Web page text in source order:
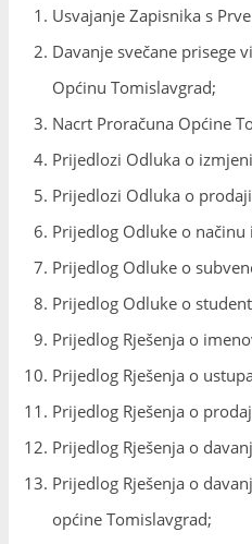
Usvajanje Zapisnika s
Davanje svečane prisege
Općinu Tomislavgrad;
Nacrt Proračuna Općine
Prijedlozi Odluka o
Prijedlozi Odluka o
Prijedlog Odluke o
Prijedlog Odluke o
Prijedlog Odluke o
Prijedlog Rješenja o
Prijedlog Rješenja o
Prijedlog Rješenja o
Prijedlog Rješenja o
Prijedlog Rješenja o
općine Tomislavgrad;